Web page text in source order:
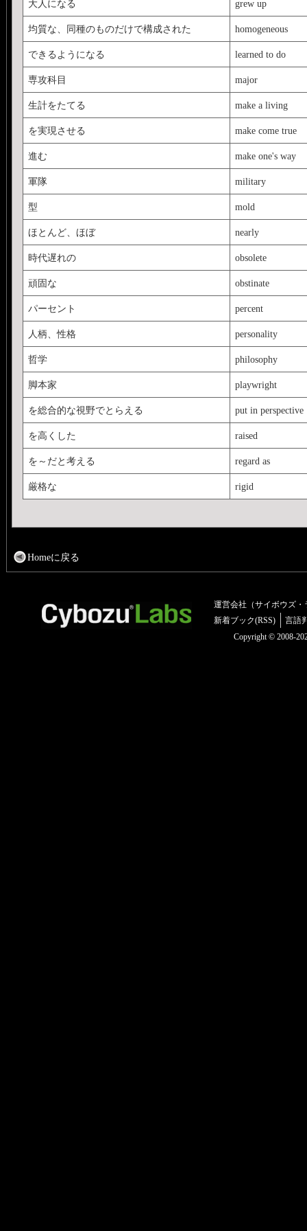
大人になる grew up
均質な、同種のものだけで構成された homogeneous
できるようになる learned to do
専攻科目 major
生計をたてる make a living
を実現させる make come true
進む make one's way
軍隊 military
型 mold
ほとんど、ほぼ nearly
時代遅れの obsolete
頑固な obstinate
パーセント percent
人柄、性格 personality
哲学 philosophy
脚本家 playwright
を総合的な視野でとらえる put in perspective
を高くした raised
を～だと考える regard as
厳格な rigid
Homeに戻る
運営会社（サイボウズ・
新着ブック(RSS)
言語
Copyright © 2008-